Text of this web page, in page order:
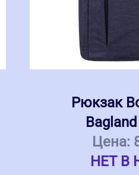
Рюкзак
Цена:
НЕТ В